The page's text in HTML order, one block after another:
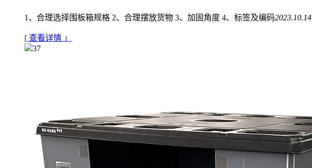
1、合理选择围板箱规格 2、合理摆放货物 3、加固角度 4、标签及编码2023.10.14
[ 查看详情 」
37